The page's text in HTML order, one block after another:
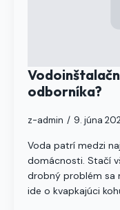
odborníka?
z-admin 9. júna
Voda patrí medzi
domácnosti. Stačí
drobný problém sa
ide o kvapkajúci